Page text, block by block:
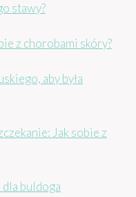
stawy?
z chorobami skóry?
aby była
Jak sobie z
buldoga